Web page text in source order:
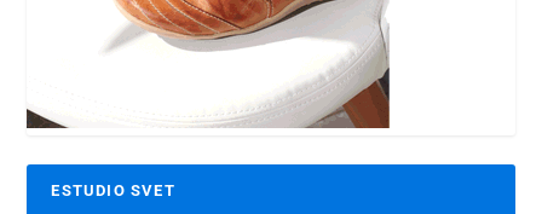
ESTUDIO SVET